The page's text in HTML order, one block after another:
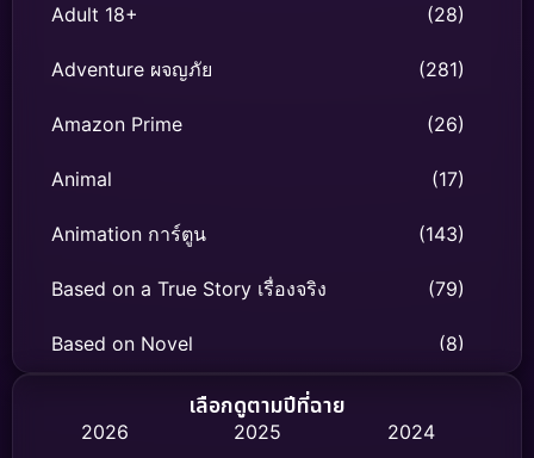
Adult 18+ (28)
Adventure ผจญภัย (281)
Amazon Prime (26)
Animal (17)
Animation การ์ตูน (143)
Based on a True Story เรื่องจริง (79)
Based on Novel (8)
Biography ชีวิตจริงเลือกดูตามปีที่ฉาย
2026 2025
2024